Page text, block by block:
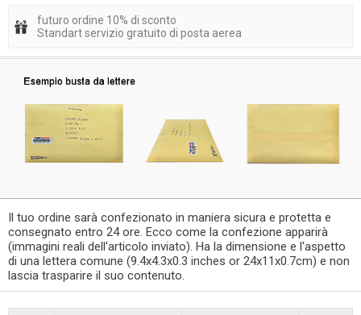
futuro ordine 10% di sconto
Standart servizio gratuito di posta aerea
Il tuo ordine sarà confezionato in maniera sicura e protetta e
consegnato entro 24 ore. Ecco come la confezione apparirà
(immagini reali dell'articolo inviato). Ha la dimensione e l'aspetto
di una lettera comune (9.4x4.3x0.3 inches or 24x11x0.7cm) e non
lascia trasparire il suo contenuto.